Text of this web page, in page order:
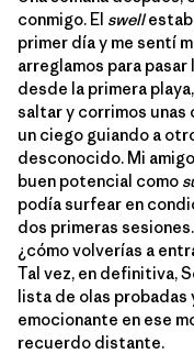
conmigo. El swell
primer día y me sentí
arreglamos para
desde la primera
saltar y corrimos unas
un ciego guiando a
desconocido. Mi
buen potencial como
podía surfear en
dos primeras
¿cómo volverías a
Tal vez, en definitiva,
lista de olas probadas
emocionante en ese
recuerdo distante.